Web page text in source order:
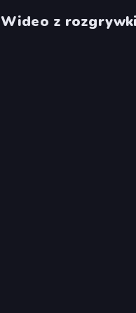
Wideo z rozgrywki